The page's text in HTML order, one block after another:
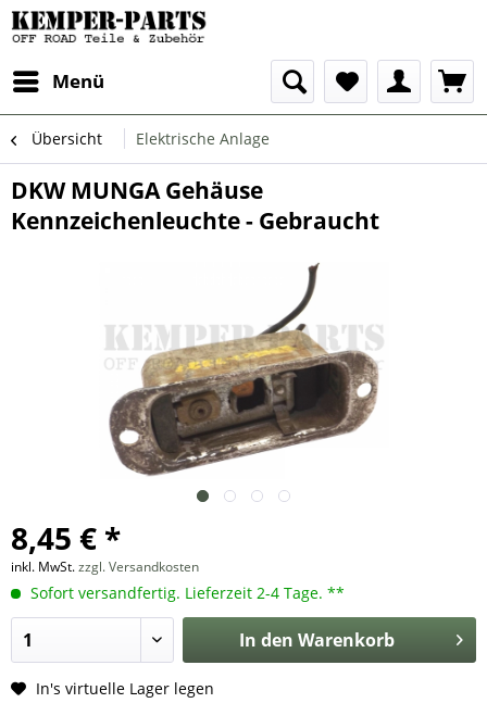
Menü
Übersicht Elektrische Anlage
DKW MUNGA Gehäuse
Kennzeichenleuchte - Gebraucht
8,45 € *
inkl. MwSt.zzgl. Versandkosten
Sofort versandfertig. Lieferzeit 2-4 Tage. **
In den Warenkorb
In's virtuelle Lager legen